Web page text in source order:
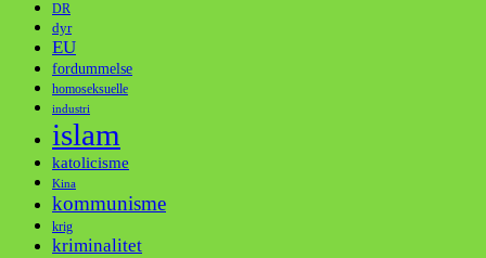
DR
dyr
EU
fordummelse
homoseksuelle
industri
islam
katolicisme
Kina
kommunisme
krig
kriminalitet